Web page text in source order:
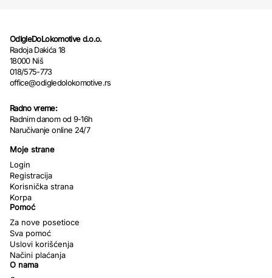
OdIgleDoLokomotive d.o.o.
Radoja Dakića 18
18000 Niš
018/575-773
office@odigledolokomotive.rs
Radno vreme:
Radnim danom od 9-16h
Naručivanje online 24/7
Moje strane
Login
Registracija
Korisnička strana
Korpa
Pomoć
Za nove posetioce
Sva pomoć
Uslovi korišćenja
Načini plaćanja
O nama